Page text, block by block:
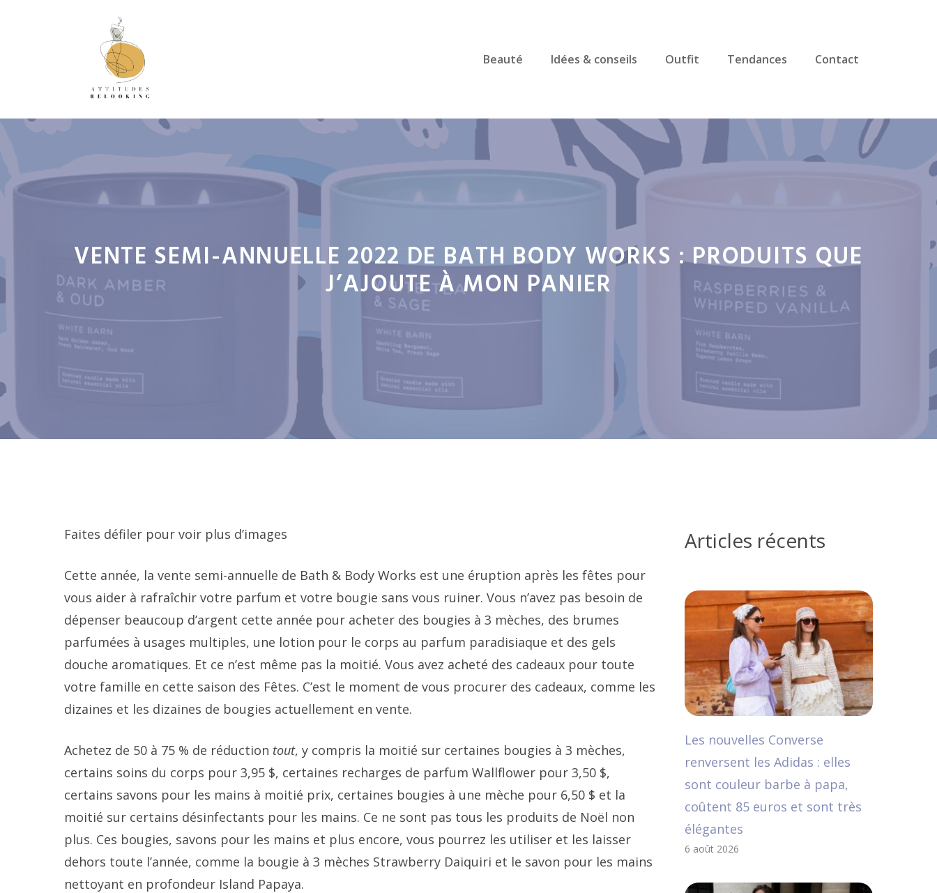
Beauté Idées & conseils Outfit Tendances Contact
VENTE SEMI-ANNUELLE 2022 DE BATH BODY WORKS : PRODUITS QUE
J’AJOUTE À MON PANIER
Faites défiler pour voir plus d’images
Cette année, la vente semi-annuelle de Bath & Body Works est une éruption après les fêtes pour
vous aider à rafraîchir votre parfum et votre bougie sans vous ruiner. Vous n’avez pas besoin de
dépenser beaucoup d’argent cette année pour acheter des bougies à 3 mèches, des brumes
parfumées à usages multiples, une lotion pour le corps au parfum paradisiaque et des gels
douche aromatiques. Et ce n’est même pas la moitié. Vous avez acheté des cadeaux pour toute
votre famille en cette saison des Fêtes. C’est le moment de vous procurer des cadeaux, comme les
dizaines et les dizaines de bougies actuellement en vente.
Achetez de 50 à 75 % de réduction tout, y compris la moitié sur certaines bougies à 3 mèches,
certains soins du corps pour 3,95 $, certaines recharges de parfum Wallflower pour 3,50 $,
certains savons pour les mains à moitié prix, certaines bougies à une mèche pour 6,50 $ et la
moitié sur certains désinfectants pour les mains. Ce ne sont pas tous les produits de Noël non
plus. Ces bougies, savons pour les mains et plus encore, vous pourrez les utiliser et les laisser
dehors toute l’année, comme la bougie à 3 mèches Strawberry Daiquiri et le savon pour les mains
nettoyant en profondeur Island Papaya.
Articles récents
Les nouvelles Converse
renversent les Adidas : elles
sont couleur barbe à papa,
coûtent 85 euros et sont très
élégantes
6 août 2026